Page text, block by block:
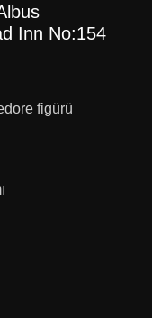
Inn No:154
figürü